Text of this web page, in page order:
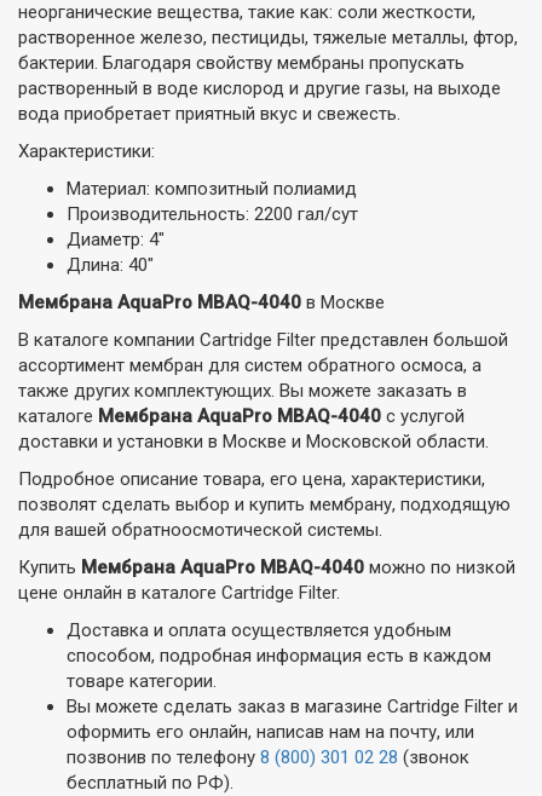
неорганические вещества, такие как: соли жесткости,
растворенное железо, пестициды, тяжелые металлы, фтор,
бактерии. Благодаря свойству мембраны пропускать
растворенный в воде кислород и другие газы, на выходе
вода приобретает приятный вкус и свежесть.
Характеристики:
Материал: композитный полиамид
Производительность: 2200 гал/сут
Диаметр: 4"
Длина: 40"
Мембрана AquaPro MBAQ-4040 в Москве
В каталоге компании Cartridge Filter представлен большой
ассортимент мембран для систем обратного осмоса, а
также других комплектующих. Вы можете заказать в
каталоге Мембрана AquaPro MBAQ-4040 с услугой
доставки и установки в Москве и Московской области.
Подробное описание товара, его цена, характеристики,
позволят сделать выбор и купить мембрану, подходящую
для вашей обратноосмотической системы.
Купить Мембрана AquaPro MBAQ-4040 можно по низкой
цене онлайн в каталоге Cartridge Filter.
Доставка и оплата осуществляется удобным
способом, подробная информация есть в каждом
товаре категории.
Вы можете сделать заказ в магазине Cartridge Filter и
оформить его онлайн, написав нам на почту, или
позвонив по телефону 8 (800) 301 02 28 (звонок
бесплатный по РФ).